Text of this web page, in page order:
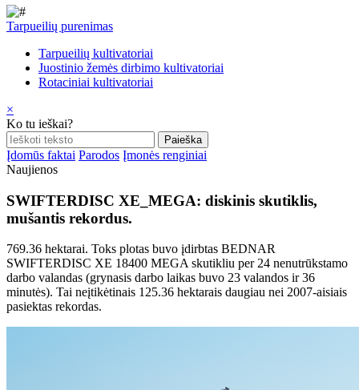
Tarpueilių purenimas
Tarpueilių kultivatoriai
Juostinio žemės dirbimo kultivatoriai
Rotaciniai kultivatoriai
×
Ko tu ieškai?
Įdomūs faktai Parodos Įmonės renginiai
Naujienos
SWIFTERDISC XE_MEGA: diskinis skutiklis,
mušantis rekordus.
769.36 hektarai. Toks plotas buvo įdirbtas BEDNAR
SWIFTERDISC XE 18400 MEGA skutikliu per 24 nenutrūkstamo
darbo valandas (grynasis darbo laikas buvo 23 valandos ir 36
minutės). Tai neįtikėtinais 125.36 hektarais daugiau nei 2007-aisiais
pasiektas rekordas.